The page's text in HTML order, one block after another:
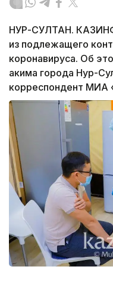
НУР-СУЛТАН.
из подлежащего
коронавируса. Об
акима города Нур-
корреспондент МИА